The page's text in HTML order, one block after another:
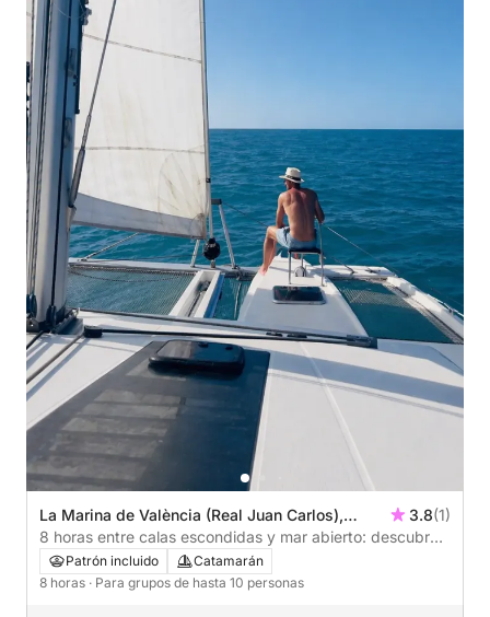
La Marina de València (Real Juan Carlos),
Valencia, España
3.8(1)
8 horas entre calas escondidas y mar abierto: descubre
Valencia en catamarán.
Patrón incluido
Catamarán
8 horas · Para grupos de hasta 10 personas